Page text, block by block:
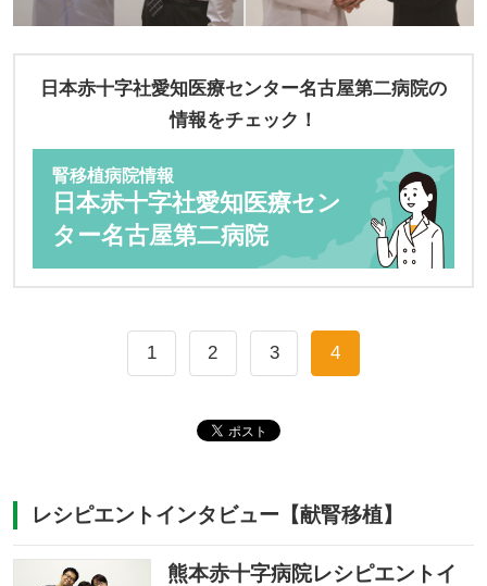
日本赤十字社愛知医療センター名古屋第二病院の
情報をチェック！
腎移植病院情報
日本赤十字社愛知医療セン
ター名古屋第二病院
1 2 3 4
レシピエントインタビュー【献腎移植】
熊本赤十字病院レシピエントイ